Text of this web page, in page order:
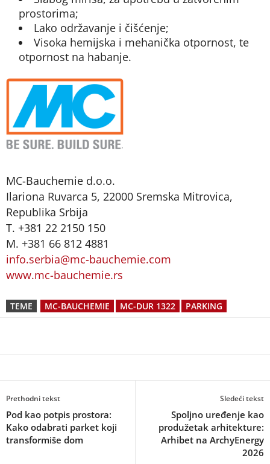
prostorima;
Lako održavanje i čišćenje;
Visoka hemijska i mehanička otpornost, te
otpornost na habanje.
MC-Bauchemie d.o.o.
Ilariona Ruvarca 5, 22000 Sremska Mitrovica,
Republika Srbija
T. +381 22 2150 150
M. +381 66 812 4881
info.serbia@mc-bauchemie.com
www.mc-bauchemie.rs
TEME MC-BAUCHEMIE MC-DUR 1322 PARKING
Prethodni tekst
Pod kao potpis prostora:
Kako odabrati parket koji
transformiše dom
Sledeći tekst
Spoljno uređenje kao
produžetak arhitekture:
Arhibet na ArchyEnergy
2026